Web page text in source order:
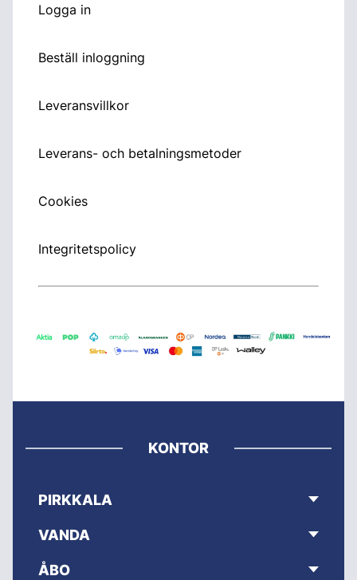
Logga in
Beställ inloggning
Leveransvillkor
Leverans- och betalningsmetoder
Cookies
Integritetspolicy
KONTOR
PIRKKALA
VANDA
ÅBO